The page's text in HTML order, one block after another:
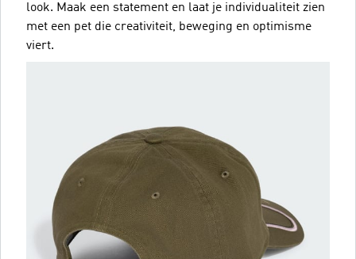
look. Maak een statement en laat je individualiteit zien
met een pet die creativiteit, beweging en optimisme
viert.